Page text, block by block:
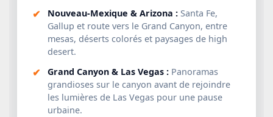
Nouveau-Mexique & Arizona : Santa Fe,
Gallup et route vers le Grand Canyon, entre
mesas, déserts colorés et paysages de high
desert.
Grand Canyon & Las Vegas : Panoramas
grandioses sur le canyon avant de rejoindre
les lumières de Las Vegas pour une pause
urbaine.